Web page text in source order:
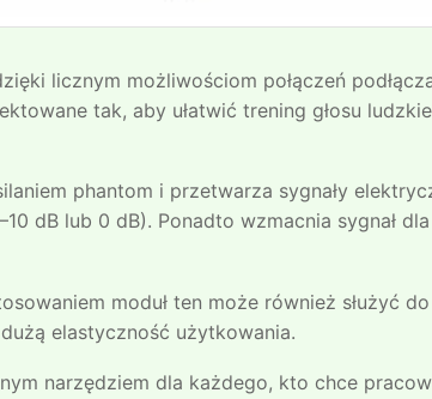
licznym możliwościom połączeń
tak, aby ułatwić trening głosu
phantom i przetwarza sygnały
dB lub 0 dB). Ponadto wzmacnia sygnał
moduł ten może również
elastyczność użytkowania.
narzędziem dla każdego, kto chce